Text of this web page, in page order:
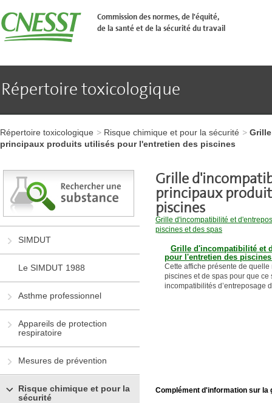
�
l'en-
t�te
de
au
principal
Aller
page
Commission des normes, de l'équité,
de la santé et de la sécurité du travail
Répertoire toxicologique
à
l'en-
tête
Aller
au
contenu
pied
de
Répertoire toxicologique Risque chimique et pour la sécurité
principaux produits utilisés pour l'entretien des piscines
SIMDUT
Le SIMDUT 1988
Asthme professionnel
Appareils de protection
respiratoire
Mesures de prévention
Risque chimique et pour la
sécurité
Grille
principaux
piscines​
Grille d'incompatibilité et
piscines et des spas
Grille d'incompatibilité et
pour l'entretien des
Cette affiche présente de
piscines et de spas pour que
incompatibilités d’entreposage
Complément d'information sur la